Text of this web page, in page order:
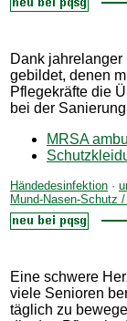
Dank
gebildet, denen
Pflegekräfte die
bei der
MRSA
Händedesinfektion ·
Mund-Nasen-Schutz
Eine schwere
viele Senioren
täglich zu